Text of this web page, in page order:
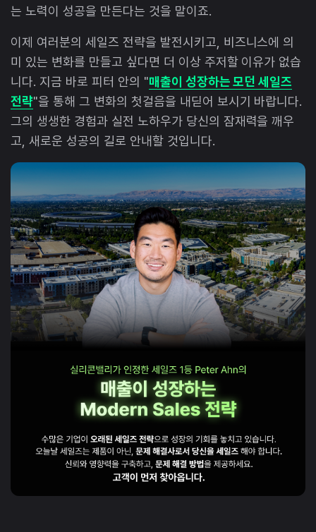
는 노력이 성공을 만든다는 것을 말이죠.
이제 여러분의 세일즈 전략을 발전시키고, 비즈니스에 의
미 있는 변화를 만들고 싶다면 더 이상 주저할 이유가 없습
니다. 지금 바로 피터 안의 "매출이 성장하는 모던 세일즈
전략"을 통해 그 변화의 첫걸음을 내딛어 보시기 바랍니다.
그의 생생한 경험과 실전 노하우가 당신의 잠재력을 깨우
고, 새로운 성공의 길로 안내할 것입니다.